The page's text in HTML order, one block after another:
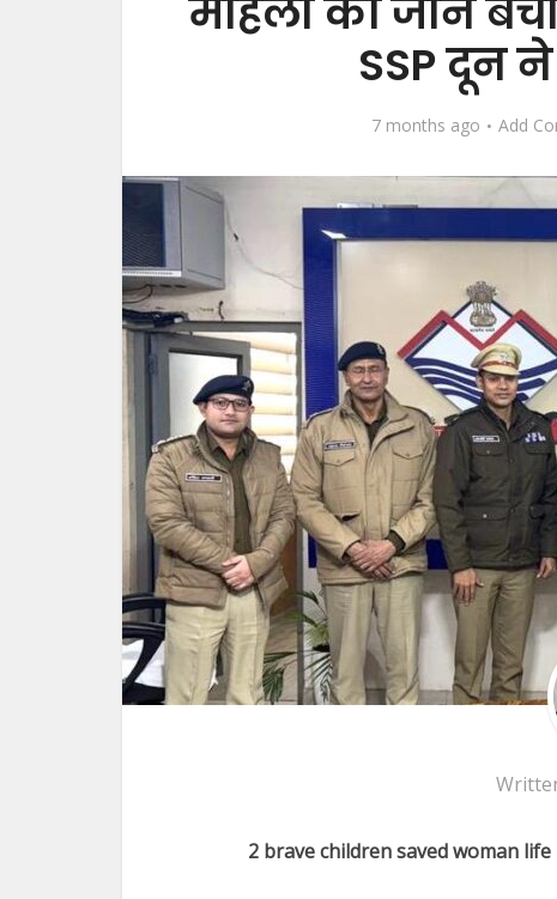
महिला की जान
SSP दून
7 months ago Add
2 brave children saved woman life